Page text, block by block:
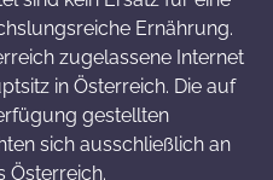
Ernährung.
zugelassene Internet
in Österreich. Die auf
gestellten
sich ausschließlich an
Österreich.